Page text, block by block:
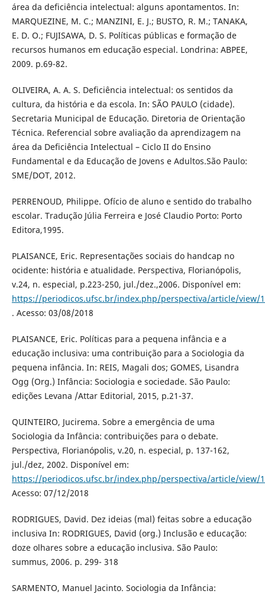
área da deficiência intelectual: alguns apontamentos. In:
MARQUEZINE, M. C.; MANZINI, E. J.; BUSTO, R. M.; TANAKA,
E. D. O.; FUJISAWA, D. S. Políticas públicas e formação de
recursos humanos em educação especial. Londrina: ABPEE,
2009. p.69-82.
OLIVEIRA, A. A. S. Deficiência intelectual: os sentidos da
cultura, da história e da escola. In: SÃO PAULO (cidade).
Secretaria Municipal de Educação. Diretoria de Orientação
Técnica. Referencial sobre avaliação da aprendizagem na
área da Deficiência Intelectual – Ciclo II do Ensino
Fundamental e da Educação de Jovens e Adultos.São Paulo:
SME/DOT, 2012.
PERRENOUD, Philippe. Ofício de aluno e sentido do trabalho
escolar. Tradução Júlia Ferreira e José Claudio Porto: Porto
Editora,1995.
PLAISANCE, Eric. Representações sociais do handcap no
ocidente: história e atualidade. Perspectiva, Florianópolis,
v.24, n. especial, p.223-250, jul./dez.,2006. Disponível em:
https://periodicos.ufsc.br/index.php/perspectiva/article/view/
. Acesso: 03/08/2018
PLAISANCE, Eric. Políticas para a pequena infância e a
educação inclusiva: uma contribuição para a Sociologia da
pequena infância. In: REIS, Magali dos; GOMES, Lisandra
Ogg (Org.) Infância: Sociologia e sociedade. São Paulo:
edições Levana /Attar Editorial, 2015, p.21-37.
QUINTEIRO, Jucirema. Sobre a emergência de uma
Sociologia da Infância: contribuições para o debate.
Perspectiva, Florianópolis, v.20, n. especial, p. 137-162,
jul./dez, 2002. Disponível em:
https://periodicos.ufsc.br/index.php/perspectiva/article/view/
Acesso: 07/12/2018
RODRIGUES, David. Dez ideias (mal) feitas sobre a educação
inclusiva In: RODRIGUES, David (org.) Inclusão e educação:
doze olhares sobre a educação inclusiva. São Paulo:
summus, 2006. p. 299- 318
SARMENTO, Manuel Jacinto. Sociologia da Infância: